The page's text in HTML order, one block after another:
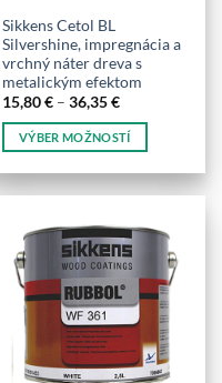
Sikkens Cetol BL
Silvershine, impregnácia a
vrchný náter dreva s
metalickým efektom
15,80€ – 36,35€Price
15,80 €
through
VÝBER MOŽNOSTÍ
produkt
viacero
variantov.
Možnosti
môžete
vybrať
na